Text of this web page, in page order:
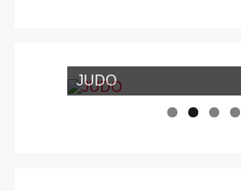
JUDO